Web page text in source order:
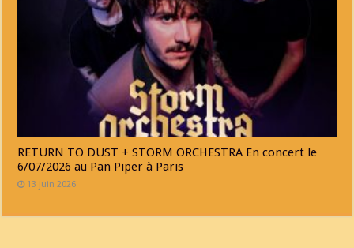
RETURN TO DUST + STORM ORCHESTRA En concert le
6/07/2026 au Pan Piper à Paris
13 juin 2026